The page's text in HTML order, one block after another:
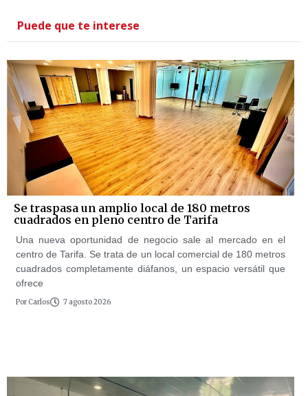
Puede que te interese
Se traspasa un amplio local de 180 metros
cuadrados en pleno centro de Tarifa
Una nueva oportunidad de negocio sale al mercado en el
centro de Tarifa. Se trata de un local comercial de 180 metros
cuadrados completamente diáfanos, un espacio versátil que
ofrece
Por Carlos 7 agosto 2026